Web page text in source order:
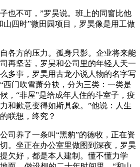
不可，”罗昊说。班上的同窗比他
山四时”微田园项目，罗昊像是用工做
方的压力。孤身只影。企业将来能
再坚苦，罗昊和公司里的年轻人天一
多事，罗昊用古龙小说人物的名字写
西门吹雪萧分袂，分为三类：一类是
，“非屋”是给成年人住的斗室子，疫
和歉意变得如斯具象。”他说：人生
联想，终究？
养了一条叫“黑豹”的德牧，正在资
。坐正在办公室里做图到深夜，罗昊
欠好，都是本人建制。懂不懂力学